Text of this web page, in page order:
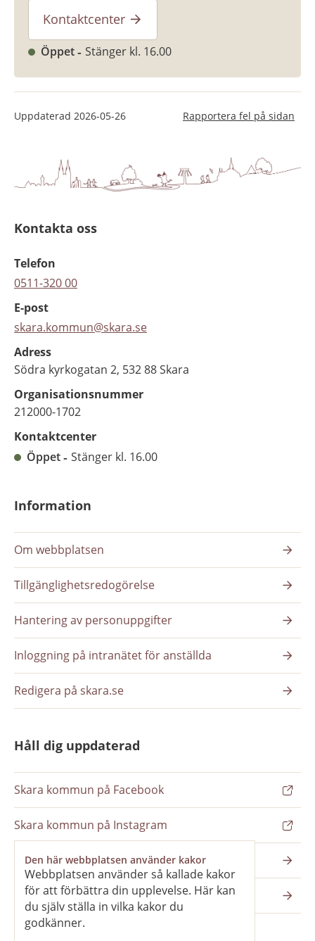
Den här webbplatsen använder kakor
Webbplatsen använder så kallade kakor
för att förbättra din upplevelse. Här kan
du själv ställa in vilka kakor du
godkänner.
Kontaktcenter
Öppet Stänger kl. 16.00
Uppdaterad 2026-05-26 Rapportera fel på sidan
Kontakta oss
Telefon
0511-320 00
E-post
skara.kommun@skara.se
Adress
Södra kyrkogatan 2, 532 88 Skara
Organisationsnummer
212000-1702
Kontaktcenter
Öppet
Stänger kl. 16.00
Information
Om webbplatsen
Tillgänglighetsredogörelse
Hantering av personuppgifter
Inloggning på intranätet för anställda
Redigera på skara.se
Håll dig uppdaterad
Skara kommun på Facebook
Skara kommun på Instagram
Nyhetsbrev
Pressrum